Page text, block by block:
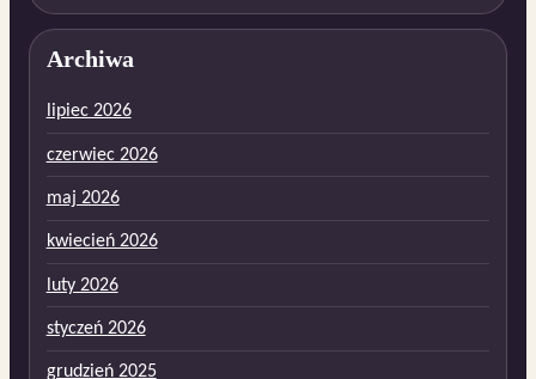
Archiwa
lipiec 2026
czerwiec 2026
maj 2026
kwiecień 2026
luty 2026
styczeń 2026
grudzień 2025